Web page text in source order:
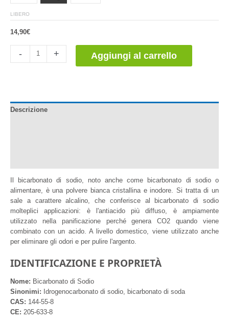
LIBERO
14,90€
-
Bicarbonato
+ Aggiungi al carrello
Descrizione
Il bicarbonato di sodio, noto anche come bicarbonato di sodio o
alimentare, è una polvere bianca cristallina e inodore. Si tratta di un
sale a carattere alcalino, che conferisce al bicarbonato di sodio
molteplici applicazioni: è l'antiacido più diffuso, è ampiamente
utilizzato nella panificazione perché genera CO2 quando viene
combinato con un acido. A livello domestico, viene utilizzato anche
per eliminare gli odori e per pulire l'argento.
IDENTIFICAZIONE E PROPRIETÀ
Nome: Bicarbonato di Sodio
Sinonimi: Idrogenocarbonato di sodio, bicarbonato di soda
CAS: 144-55-8
CE: 205-633-8